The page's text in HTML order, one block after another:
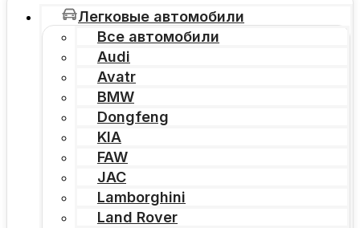
Легковые автомобили
Все автомобили
Audi
Avatr
BMW
Dongfeng
KIA
FAW
JAC
Lamborghini
Land Rover